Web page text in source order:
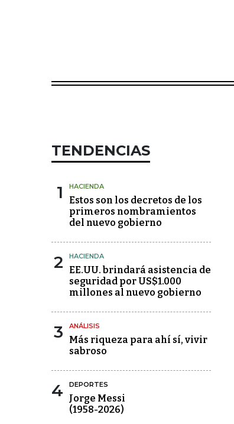
TENDENCIAS
1 HACIENDA
Estos son los decretos de los
primeros nombramientos
del nuevo gobierno
2 HACIENDA
EE.UU. brindará asistencia de
seguridad por US$1.000
millones al nuevo gobierno
3 ANÁLISIS
Más riqueza para ahí sí, vivir
sabroso
4 DEPORTES
Jorge Messi
(1958-2026)